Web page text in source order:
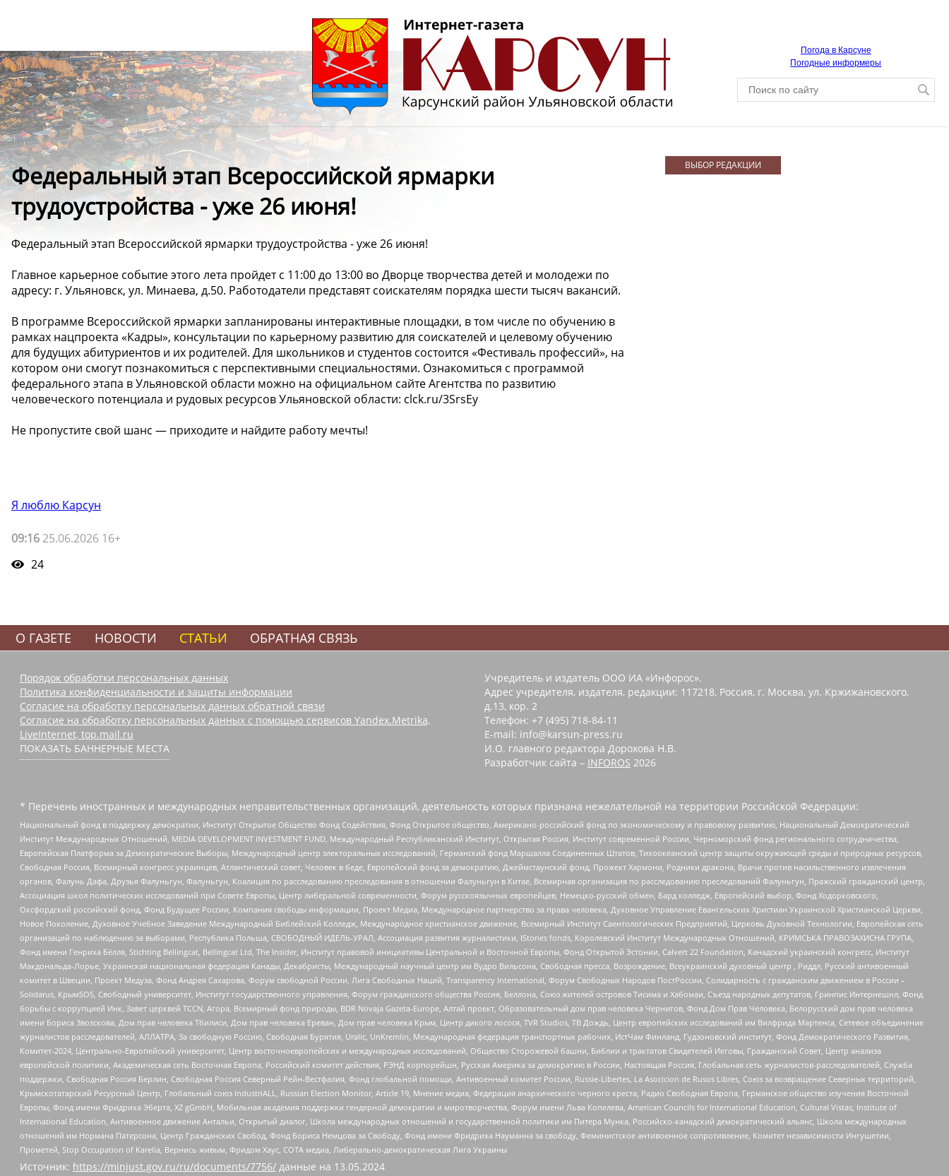
Погода в Карсуне
Погодные информеры
Федеральный этап Всероссийской ярмарки
трудоустройства - уже 26 июня!
Федеральный этап Всероссийской ярмарки трудоустройства - уже 26 июня!
Главное карьерное событие этого лета пройдет с 11:00 до 13:00 во Дворце творчества детей и молодежи по
адресу: г. Ульяновск, ул. Минаева, д.50. Работодатели представят соискателям порядка шести тысяч вакансий.
В программе Всероссийской ярмарки запланированы интерактивные площадки, в том числе по обучению в
рамках нацпроекта «Кадры», консультации по карьерному развитию для соискателей и целевому обучению
для будущих абитуриентов и их родителей. Для школьников и студентов состоится «Фестиваль профессий», на
котором они смогут познакомиться с перспективными специальностями. Ознакомиться с программой
федерального этапа в Ульяновской области можно на официальном сайте Агентства по развитию
человеческого потенциала и рудовых ресурсов Ульяновской области: clck.ru/3SrsEy
Не пропустите свой шанс — приходите и найдите работу мечты!
Я люблю Карсун
09:16 25.06.2026 16+
24
ВЫБОР РЕДАКЦИИ
О ГАЗЕТЕ НОВОСТИ СТАТЬИ ОБРАТНАЯ СВЯЗЬ
Порядок обработки персональных данных
Политика конфиденциальности и защиты информации
Согласие на обработку персональных данных обратной связи
Согласие на обработку персональных данных с помощью сервисов Yandex.Metrika,
LiveInternet, top.mail.ru
ПОКАЗАТЬ БАННЕРНЫЕ МЕСТА
Учредитель и издатель ООО ИА «Инфорос».
Адрес учредителя, издателя, редакции: 117218, Россия, г. Москва, ул. Кржижановского,
д.13, кор. 2
Телефон: +7 (495) 718-84-11
E-mail: info@karsun-press.ru
И.О. главного редактора Дорохова Н.В.
Разработчик сайта – INFOROS 2026
* Перечень иностранных и международных неправительственных организаций, деятельность которых признана нежелательной на территории Российской Федерации:
Национальный фонд в поддержку демократии, Институт Открытое Общество Фонд Содействия, Фонд Открытое общество, Американо-российский фонд по экономическому и правовому развитию, Национальный Демократический
Институт Международных Отношений, MEDIA DEVELOPMENT INVESTMENT FUND, Международный Республиканский Институт, Открытая Россия, Институт современной России, Черноморский фонд регионального сотрудничества,
Европейская Платформа за Демократические Выборы, Международный центр электоральных исследований, Германский фонд Маршалла Соединенных Штатов, Тихоокеанский центр защиты окружающей среды и природных ресурсов,
Свободная Россия, Всемирный конгресс украинцев, Атлантический совет, Человек в беде, Европейский фонд за демократию, Джеймстаунский фонд, Прожект Хармони, Родники дракона, Врачи против насильственного извлечения
органов, Фалунь Дафа, Друзья Фалуньгун, Фалуньгун, Коалиция по расследованию преследования в отношении Фалуньгун в Китае, Всемирная организация по расследованию преследований Фалуньгун, Пражский гражданский центр,
Ассоциация школ политических исследований при Совете Европы, Центр либеральной современности, Форум русскоязычных европейцев, Немецко-русский обмен, Бард колледж, Европейский выбор, Фонд Ходорковского,
Оксфордский российский фонд, Фонд Будущее России, Компания свободы информации, Проект Медиа, Международное партнерство за права человека, Духовное Управление Евангельских Христиан Украинской Христианской Церкви,
Новое Поколение, Духовное Учебное Заведение Международный Библейский Колледж, Международное христианское движение, Всемирный Институт Саентологических Предприятий, Церковь Духовной Технологии, Европейская сеть
организаций по наблюдению за выборами, Республика Польша, СВОБОДНЫЙ ИДЕЛЬ-УРАЛ, Ассоциация развития журналистики, IStories fonds, Королевский Институт Международных Отношений, КРИМСЬКА ПРАВОЗАХИСНА ГРУПА,
Фонд имени Генриха Бёлля, Stichting Bellingcat, Bellingcat Ltd, The Insider, Институт правовой инициативы Центральной и Восточной Европы, Фонд Открытой Эстонии, Calvert 22 Foundation, Канадский украинский конгресс, Институт
Макдональда-Лорье, Украинская национальная федерация Канады, Декабристы, Международный научный центр им Вудро Вильсона, Свободная пресса, Возрождение, Всеукраинский духовный центр , Риддл, Русский антивоенный
комитет в Швеции, Проект Медуза, Фонд Андрея Сахарова, Форум свободной России, Лига Свободных Наций, Transparеncy International, Форум Свободных Народов ПостРоссии, Солидарность с гражданским движением в России –
Solidarus, КрымSOS, Свободный университет, Институт государственного управления, Форум гражданского общества Россия, Беллона, Союз жителей островов Тисима и Хабомаи, Съезд народных депутатов, Гринпис Интернешнл, Фонд
борьбы с коррупцией Инк, Завет церквей TCCN, Агора, Всемирный фонд природы, BDR Novaja Gazeta-Europe, Алтай проект, Образовательный дом прав человека Чернигов, Фонд Дом Прав Человека, Белорусский дом прав человека
имени Бориса Звозскова, Дом прав человека Тбилиси, Дом прав человека Ереван, Дом прав человека Крым, Центр дикого лосося, TVR Studios, ТВ Дождь, Центр европейских исследований им Вилфрида Мартенса, Сетевое объединение
журналистов расследователей, АЛЛАТРА, За свободную Россию, Свободная Бурятия, Uralic, UnKremlin, Международная федерация транспортных рабочих, ИстЧам Финланд, Гудзоновский институт, Фонд Демократического Развития,
Комитет-2024, Центрально-Европейский университет, Центр восточноевропейских и международных исследований, Общество Сторожевой башни, Библии и трактатов Свидетелей Иеговы, Гражданский Совет, Центр анализа
европейской политики, Академическая сеть Восточная Европа, Российский комитет действия, РЭНД корпорейшн, Русская Америка за демократию в России, Настоящая Россия, Глобальная сеть журналистов-расследователей, Служба
поддержки, Свободная Россия Берлин, Свободная Россия Северный Рейн-Вестфалия, Фонд глобальной помощи, Антивоенный комитет России, Russie-Libertes, La Asocicion de Rusos Libres, Союз за возвращение Северных территорий,
Крымскотатарский Ресурсный Центр, Глобальный союз IndustriALL, Russian Election Monitor, Article 19, Мнение медиа, Федерация анархического черного креста, Радио Свободная Европа, Германское общество изучения Восточной
Европы, Фонд имени Фридриха Эберта, XZ gGmbH, Мобильная академия поддержки гендерной демократии и миротворчества, Форум имени Льва Копелева, American Councils for International Education, Cultural Vistas, Institute of
International Education, Антивоенное движение Антальи, Открытый диалог, Школа международных отношений и государственной политики им Питера Мунка, Российско-канадский демократический альянс, Школа международных
отношений им Нормана Патерсона, Центр Гражданских Свобод, Фонд Бориса Немцова за Свободу, Фонд имени Фридриха Науманна за свободу, Феминистское антивоенное сопротивление, Комитет независимости Ингушетии,
Прометей, Stop Occupation of Karelia, Вернись живым, Фридом Хаус, СОТА медиа, Либерально-демократическая Лига Украины
Источник: https://minjust.gov.ru/ru/documents/7756/ данные на 13.05.2024